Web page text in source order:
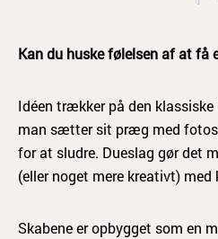
Kan du huske følelsen af at få
Idéen trækker på den
man sætter sit præg med
for at sludre. Dueslag gør det
(eller noget mere kreativt) med
Skabene er opbygget som en